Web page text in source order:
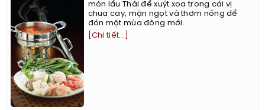
món lẩu Thái để xuýt xoa trong cái vị
chua cay, mặn ngọt và thơm nồng để
đón một mùa đông mới.
[Chi tiết...]